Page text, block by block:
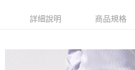
付款後7-11取貨
詳細說明 商品規格